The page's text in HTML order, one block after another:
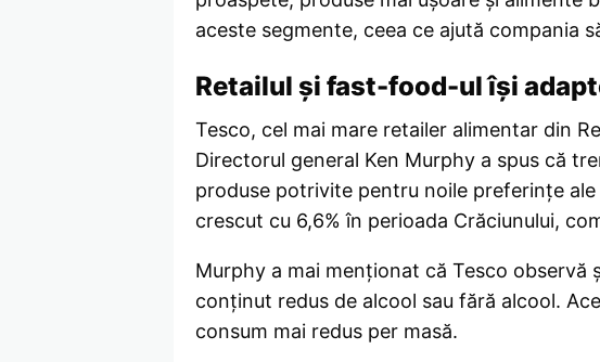
aceste segmente, ceea ce ajută compania
Retailul și fast-food-ul își
Tesco, cel mai mare retailer alimentar din
Directorul general Ken Murphy a spus că
produse potrivite pentru noile preferințe
crescut cu 6,6% în perioada Crăciunului,
Murphy a mai menționat că Tesco
conținut redus de alcool sau fără alcool.
consum mai redus per masă.